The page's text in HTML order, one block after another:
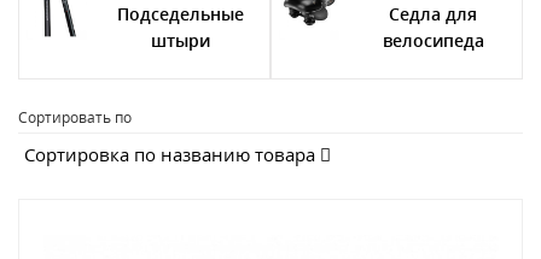
Подседельные
штыри
Седла для
велосипеда
Сортировать по
Сортировка по названию товара